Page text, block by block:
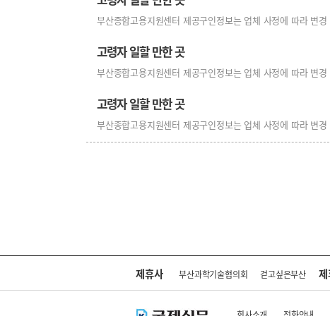
부산종합고용지원센터 제공구인정보는 업체 사정에 따라
고령자 일할 만한 곳
부산종합고용지원센터 제공구인정보는 업체 사정에 따라
고령자 일할 만한 곳
부산종합고용지원센터 제공구인정보는 업체 사정에 따라
제휴사 부산과학기술협의회 걷고싶은부산